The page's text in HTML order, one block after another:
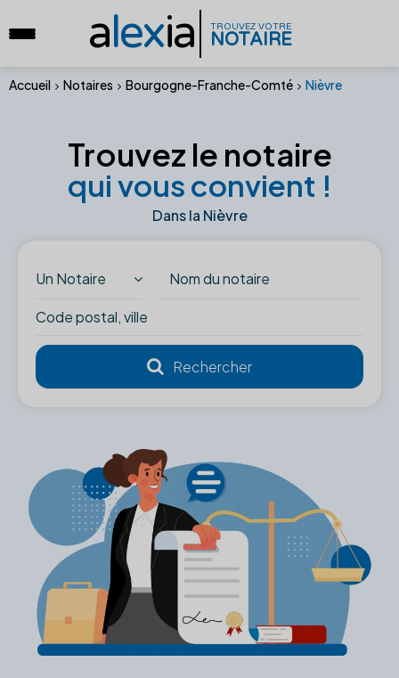
alexia TROUVEZ VOTRE
NOTAIRE
Accueil Notaires Bourgogne-Franche-Comté Nièvre
Trouvez le notaire
qui vous convient !
Dans la Nièvre
Un Notaire